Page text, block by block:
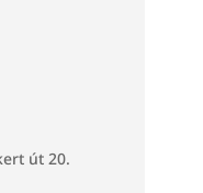
út 20.